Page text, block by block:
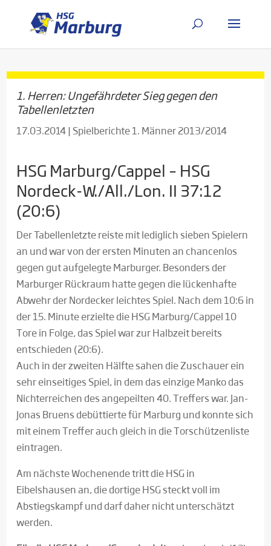
1. Herren: Ungefährdeter Sieg gegen den
Tabellenletzten
17.03.2014| Spielberichte 1. Männer 2013/2014
HSG Marburg/Cappel – HSG
Nordeck-W./All./Lon. II 37:12
(20:6)
Der Tabellenletzte reiste mit lediglich sieben Spielern
an und war von der ersten Minuten an chancenlos
gegen gut aufgelegte Marburger. Besonders der
Marburger Rückraum hatte gegen die lückenhafte
Abwehr der Nordecker leichtes Spiel. Nach dem 10:6 in
der 15. Minute erzielte die HSG Marburg/Cappel 10
Tore in Folge, das Spiel war zur Halbzeit bereits
entschieden (20:6).
Auch in der zweiten Hälfte sahen die Zuschauer ein
sehr einseitiges Spiel, in dem das einzige Manko das
Nichterreichen des angepeilten 40. Treffers war. Jan-
Jonas Bruens debüttierte für Marburg und konnte sich
mit einem Treffer auch gleich in die Torschützenliste
eintragen.
Am nächste Wochenende tritt die HSG in
Eibelshausen an, die dortige HSG steckt voll im
Abstiegskampf und darf daher nicht unterschätzt
werden.